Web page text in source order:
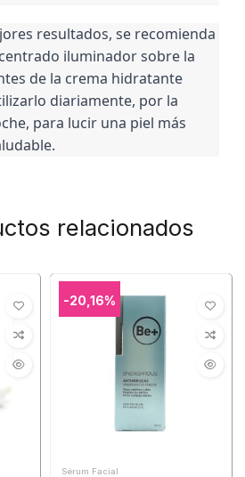
resultados, se recomienda
iluminador sobre la
de la crema hidratante
diariamente, por la
para lucir una piel más
relacionados
-20,16%
Sérum Facial